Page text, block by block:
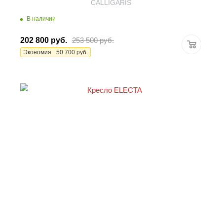
CALLIGARIS
В наличии
202 800 руб. 253 500руб.
Экономия 50 700 руб.